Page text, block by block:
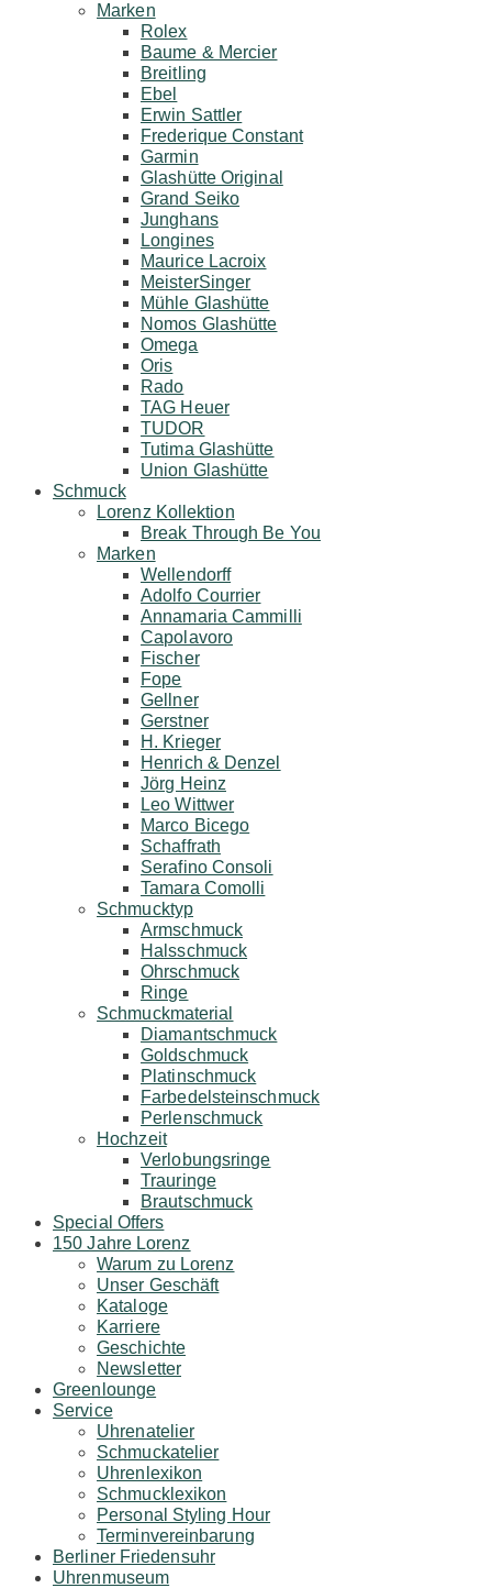
Marken
Rolex
Baume & Mercier
Breitling
Ebel
Erwin Sattler
Frederique Constant
Garmin
Glashütte Original
Grand Seiko
Junghans
Longines
Maurice Lacroix
MeisterSinger
Mühle Glashütte
Nomos Glashütte
Omega
Oris
Rado
TAG Heuer
TUDOR
Tutima Glashütte
Union Glashütte
Schmuck
Lorenz Kollektion
Break Through Be You
Marken
Wellendorff
Adolfo Courrier
Annamaria Cammilli
Capolavoro
Fischer
Fope
Gellner
Gerstner
H. Krieger
Henrich & Denzel
Jörg Heinz
Leo Wittwer
Marco Bicego
Schaffrath
Serafino Consoli
Tamara Comolli
Schmucktyp
Armschmuck
Halsschmuck
Ohrschmuck
Ringe
Schmuckmaterial
Diamantschmuck
Goldschmuck
Platinschmuck
Farbedelsteinschmuck
Perlenschmuck
Hochzeit
Verlobungsringe
Trauringe
Brautschmuck
Special Offers
150 Jahre Lorenz
Warum zu Lorenz
Unser Geschäft
Kataloge
Karriere
Geschichte
Newsletter
Greenlounge
Service
Uhrenatelier
Schmuckatelier
Uhrenlexikon
Schmucklexikon
Personal Styling Hour
Terminvereinbarung
Berliner Friedensuhr
Uhrenmuseum